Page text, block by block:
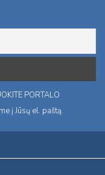
PORTALO
į Jūsų el. paštą.